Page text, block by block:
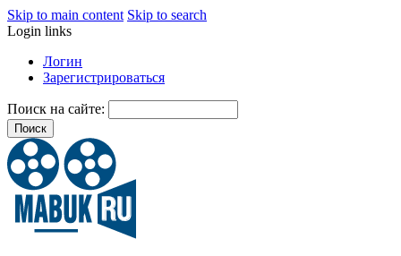
Skip to main content Skip to search
Login links
Логин
Зарегистрироваться
Поиск на сайте: